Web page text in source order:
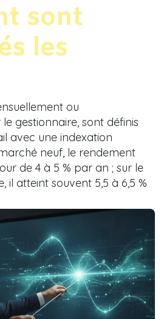
sont
les
ou
gestionnaire, sont définis
avec une indexation
neuf, le rendement
de 4 à 5 % par an ; sur le
il atteint souvent 5,5 à 6,5 %